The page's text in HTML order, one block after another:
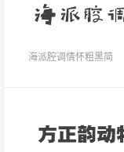
海派腔调情怀粗黑简